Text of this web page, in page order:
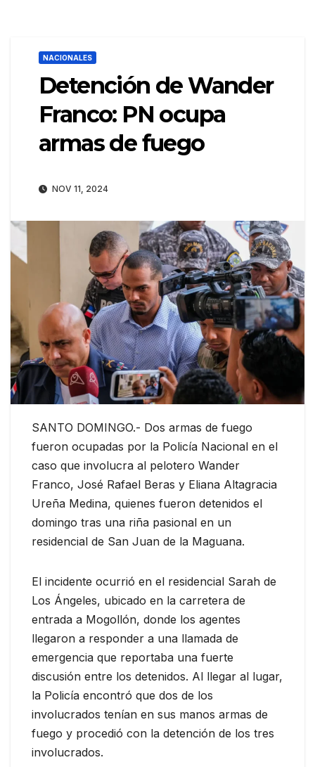
NACIONALES
Detención de Wander
Franco: PN ocupa
armas de fuego
NOV 11, 2024
SANTO DOMINGO.- Dos armas de fuego
fueron ocupadas por la Policía Nacional en el
caso que involucra al pelotero Wander
Franco, José Rafael Beras y Eliana Altagracia
Ureña Medina, quienes fueron detenidos el
domingo tras una riña pasional en un
residencial de San Juan de la Maguana.
El incidente ocurrió en el residencial Sarah de
Los Ángeles, ubicado en la carretera de
entrada a Mogollón, donde los agentes
llegaron a responder a una llamada de
emergencia que reportaba una fuerte
discusión entre los detenidos. Al llegar al lugar,
la Policía encontró que dos de los
involucrados tenían en sus manos armas de
fuego y procedió con la detención de los tres
involucrados.